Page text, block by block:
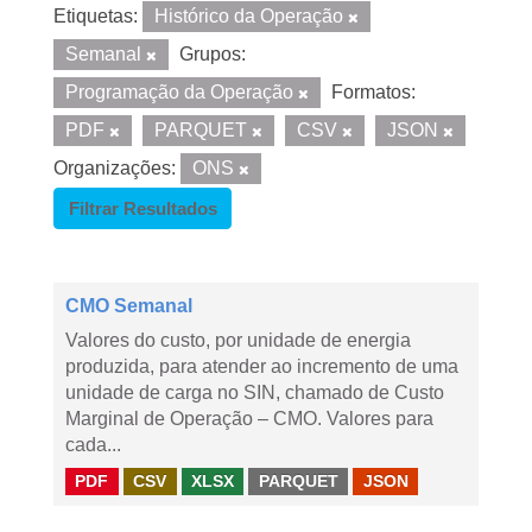
Etiquetas:
Histórico da Operação
Semanal
Grupos:
Programação da Operação
Formatos:
PDF
PARQUET CSV
JSON
Organizações:
ONS
Filtrar Resultados
CMO Semanal
Valores do custo, por unidade de energia
produzida, para atender ao incremento de uma
unidade de carga no SIN, chamado de Custo
Marginal de Operação – CMO. Valores para
cada...
PDF CSV XLSX PARQUET JSON